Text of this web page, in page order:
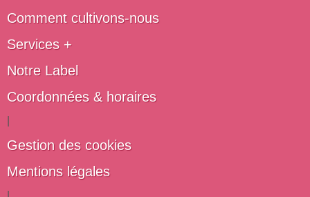
Comment cultivons-nous
Services +
Notre Label
Coordonnées & horaires
Gestion des cookies
Mentions légales